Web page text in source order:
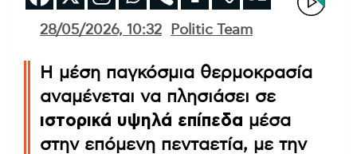
28/05/2026, 10:32 Politic Team
Η μέση παγκόσμια θερμοκρασία
αναμένεται να πλησιάσει σε
ιστορικά υψηλά επίπεδα μέσα
στην επόμενη πενταετία, με την